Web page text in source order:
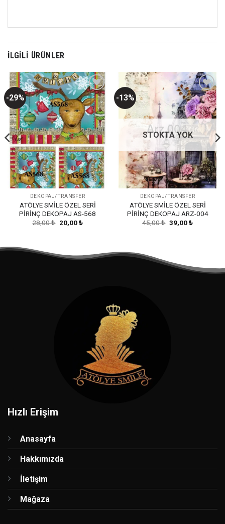
İLGILI ÜRÜNLER
-29%
Favorilerime
Ekle
DEKOPAJ/TRANSFER
ATÖLYE SMİLE ÖZEL SERİ
PİRİNÇ DEKOPAJ AS-568
28,00₺ Orijinal
fiyat:
20,00₺Şu
-13%
Favorilerime
Ekle
STOKTA YOK
DEKOPAJ/TRANSFER
ATÖLYE SMİLE ÖZEL SERİ
PİRİNÇ DEKOPAJ ARZ-004
45,00₺ Orijinal
fiyat:
39,00₺Şu
Hızlı Erişim
Anasayfa
Hakkımızda
İletişim
Mağaza